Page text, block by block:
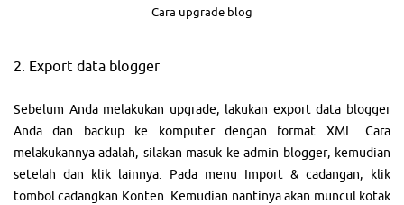
Cara upgrade blog
2. Export data blogger
Sebelum Anda melakukan upgrade, lakukan export data blogger
Anda dan backup ke komputer dengan format XML. Cara
melakukannya adalah, silakan masuk ke admin blogger, kemudian
setelah dan klik lainnya. Pada menu Import & cadangan, klik
tombol cadangkan Konten. Kemudian nantinya akan muncul kotak